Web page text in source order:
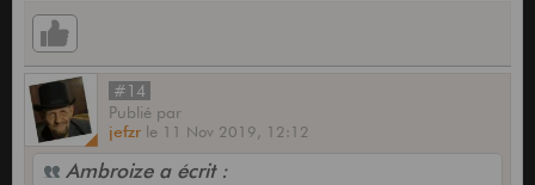
#14
Publié par
jefzr le 11 Nov 2019, 12:12
Ambroize a écrit :